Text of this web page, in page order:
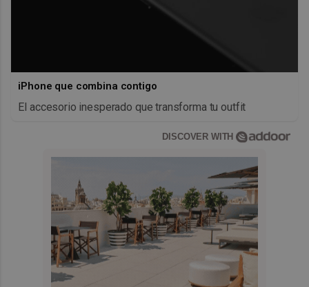
iPhone que combina contigo
El accesorio inesperado que transforma tu outfit
DISCOVER WITH